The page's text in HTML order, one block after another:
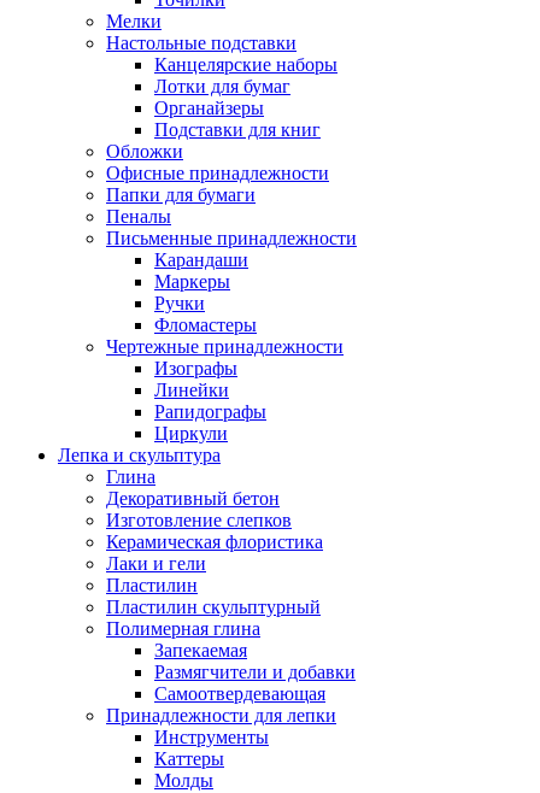
Мелки
Настольные подставки
Канцелярские наборы
Лотки для бумаг
Органайзеры
Подставки для книг
Обложки
Офисные принадлежности
Папки для бумаги
Пеналы
Письменные принадлежности
Карандаши
Маркеры
Ручки
Фломастеры
Чертежные принадлежности
Изографы
Линейки
Рапидографы
Циркули
Лепка и скульптура
Глина
Декоративный бетон
Изготовление слепков
Керамическая флористика
Лаки и гели
Пластилин
Пластилин скульптурный
Полимерная глина
Запекаемая
Размягчители и добавки
Самоотвердевающая
Принадлежности для лепки
Инструменты
Каттеры
Молды